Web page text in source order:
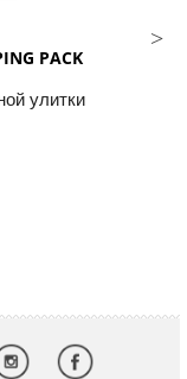
PACK
улитки